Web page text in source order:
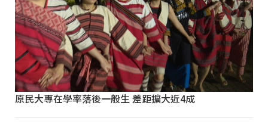
原民大專在學率落後一般生 差距擴大近4成